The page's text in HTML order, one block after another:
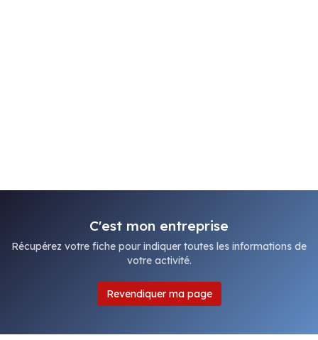
C'est mon entreprise
Récupérez votre fiche pour indiquer toutes les informations de
votre activité.
Revendiquer ma page